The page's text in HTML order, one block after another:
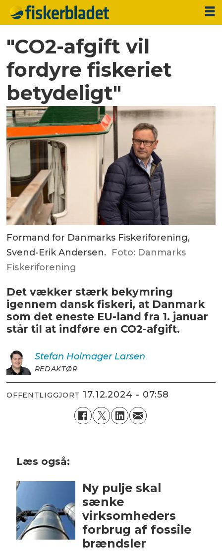
"CO2-afgift vil
fordyre fiskeriet
betydeligt"
Formand for Danmarks Fiskeriforening,
Svend-Erik Andersen. Foto: Danmarks
Fiskeriforening
Det vækker stærk bekymring
igennem dansk fiskeri, at Danmark
som det eneste EU-land fra 1. januar
står til at indføre en CO2-afgift.
Stefan Holmager Larsen
REDAKTØR
OFFENTLIGGJORT 17.12.2024 - 07:58
Læs også:
Ny pulje skal
sænke
virksomheders
forbrug af fossile
brændsler